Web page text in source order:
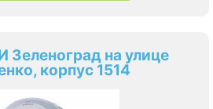
Зеленоград на улице
корпус 1514